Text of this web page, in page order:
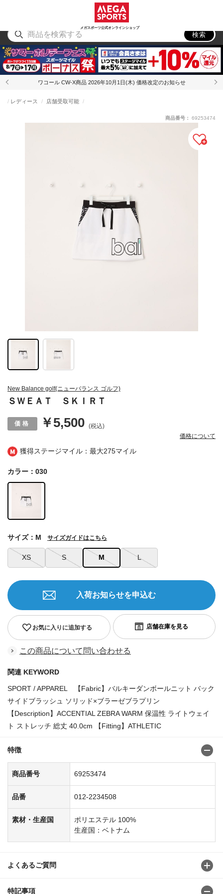
メガスポーツ公式オンラインショップ
アウトドア
検索
ワコール CW-X商品 2026年10月1日(木) 価格改定のお知らせ
獲得ステージマイル：最大275マイル
New Balance golf(ニューバランス ゴルフ)
ＳＷＥＡＴ ＳＫＩＲＴ
レディース 店舗受取可能
￥5,500 (税込)
価格について
商品番号： 69253474
カラー：030
XS S M L
サイズ：M サイズガイドはこちら
お気に入りに追加する
入荷お知らせを申込む
この商品について問い合わせる
関連 KEYWORD
SPORT / APPAREL 【Fabric】バルキーダンボールニット バック
サイドブラッシュ ソリッド×ブラーゼブラプリン
【Description】ACCENTIAL ZEBRA WARM 保温性 ライトウェイ
ト ストレッチ 総丈 40.0cm 【Fitting】ATHLETIC
特徴
商品番号 69253474
品番 012-2234508
素材・生産国
ポリエステル 100%
生産国：ベトナム
よくあるご質問
特記事項